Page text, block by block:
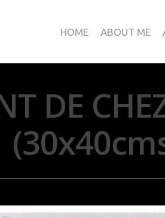
HOME ABOUT ME
DE